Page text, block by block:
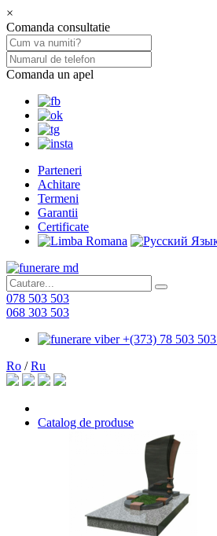
×
Comanda consultatie
Comanda un apel
Parteneri
Achitare
Termeni
Garantii
Certificate
078 503 503
068 303 503
+(373) 78 503 503
Ro /Ru
Catalog de produse